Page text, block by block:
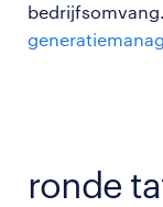
ronde